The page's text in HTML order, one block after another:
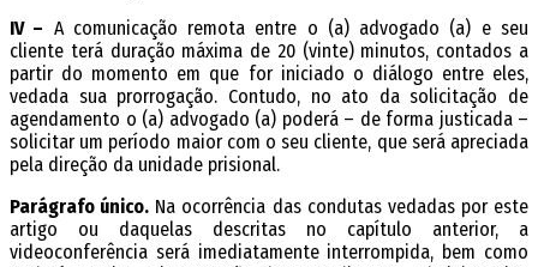
IV – A comunicação remota entre o (a) advogado (a) e seu
cliente terá duração máxima de 20 (vinte) minutos, contados a
partir do momento em que for iniciado o diálogo entre eles,
vedada sua prorrogação. Contudo, no ato da solicitação de
agendamento o (a) advogado (a) poderá – de forma justificada –
solicitar um período maior com o seu cliente, que será apreciada
pela direção da unidade prisional.
Parágrafo único. Na ocorrência das condutas vedadas por este
artigo ou daquelas descritas no capítulo anterior, a
videoconferência será imediatamente interrompida, bem como